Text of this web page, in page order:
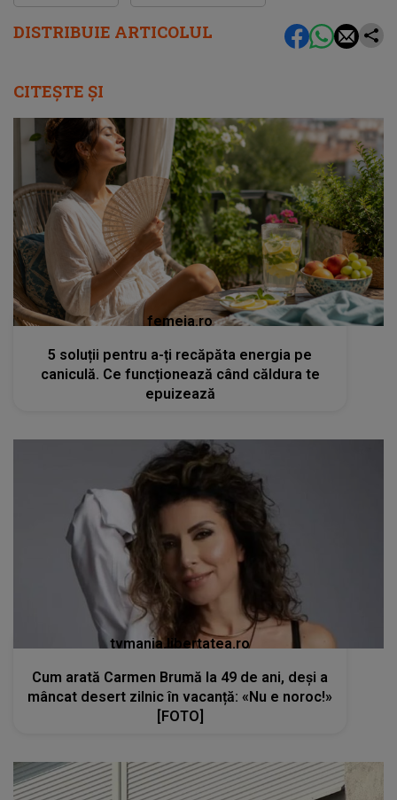
DISTRIBUIE ARTICOLUL
CITEȘTE ȘI
femeia.ro
5 soluții pentru a-ți recăpăta energia pe
caniculă. Ce funcționează când căldura te
epuizează
tvmania.libertatea.ro
Cum arată Carmen Brumă la 49 de ani, deși a
mâncat desert zilnic în vacanță: «Nu e noroc!»
[FOTO]